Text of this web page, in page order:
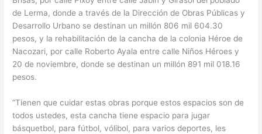
de Lerma, donde a través de la Dirección de Obras Públicas y
Desarrollo Urbano se destinan un millón 806 mil 604.30
pesos, y la rehabilitación de la cancha de la colonia Héroe de
Nacozari, por calle Roberto Ayala entre calle Niños Héroes y
20 de noviembre, donde se destinan un millón 891 mil 018.16
pesos.
“Tienen que cuidar estas obras porque estos espacios son de
todos ustedes, esta cancha tiene espacio para jugar
básquetbol, para fútbol, vólibol, para varios deportes, les